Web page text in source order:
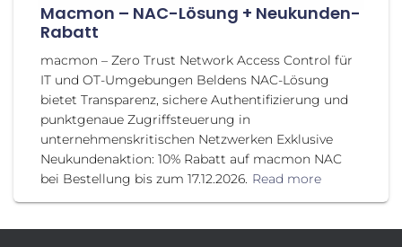
Macmon – NAC-Lösung + Neukunden-
Rabatt
macmon – Zero Trust Network Access Control für
IT und OT-Umgebungen Beldens NAC-Lösung
bietet Transparenz, sichere Authentifizierung und
punktgenaue Zugriffsteuerung in
unternehmenskritischen Netzwerken Exklusive
Neukundenaktion: 10% Rabatt auf macmon NAC
bei Bestellung bis zum 17.12.2026. Read more